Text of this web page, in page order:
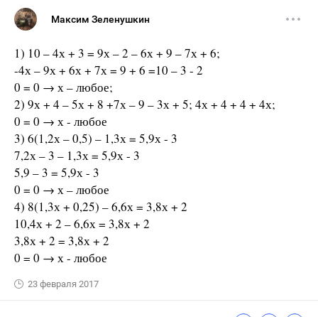
Максим Зеленушкин
1) 10 – 4х + 3 = 9х – 2 – 6х + 9 – 7х + 6;
-4х – 9х + 6х + 7х = 9 + 6 =10 – 3 - 2
0 = 0 → х – любое;
2) 9х + 4 – 5х + 8 +7х – 9 – 3х + 5; 4х + 4 + 4 + 4х;
0 = 0 → х - любое
3) 6(1,2х – 0,5) – 1,3х = 5,9х - 3
7,2х – 3 – 1,3х = 5,9х - 3
5,9 – 3 = 5,9х - 3
0 = 0 → х – любое
4) 8(1,3х + 0,25) – 6,6х = 3,8х + 2
10,4х + 2 – 6,6х = 3,8х + 2
3,8х + 2 = 3,8х + 2
0 = 0 → х - любое
23 февраля 2017